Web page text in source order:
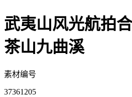
武夷山风光航拍
茶山九曲溪
素材编号
37361205